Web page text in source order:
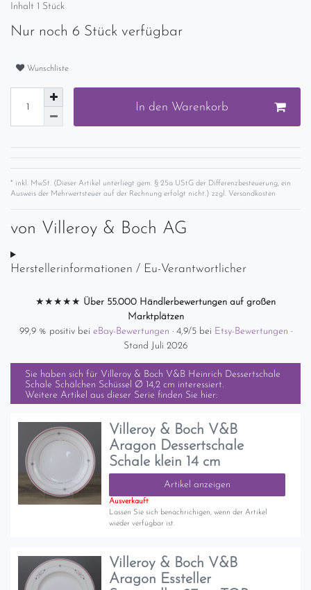
Inhalt 1 Stück
Nur noch 6 Stück verfügbar
Wunschliste
In den Warenkorb
* inkl. MwSt. (Dieser Artikel unterliegt gem. § 25a UStG der Differenzbesteuerung, ein
Ausweis der Mehrwertsteuer auf der Rechnung erfolgt nicht.) zzgl. Versandkosten
von Villeroy & Boch AG
Herstellerinformationen / Eu-Verantwortlicher
★★★★★ Über 55.000 Händlerbewertungen auf großen
Marktplätzen
99,9 % positiv bei eBay-Bewertungen · 4,9/5 bei Etsy-Bewertungen ·
Stand Juli 2026
Sie haben sich für Villeroy & Boch V&B Heinrich Dessertschale
Schale Schälchen Schüssel Ø 14,2 cm interessiert.
Weitere Artikel aus dieser Serie finden Sie hier:
Villeroy & Boch V&B
Aragon Dessertschale
Schale klein 14 cm
Artikel anzeigen
Ausverkauft
Lassen Sie sich benachrichigen, wenn der Artikel
wieder verfügbar ist.
Villeroy & Boch V&B
Aragon Essteller